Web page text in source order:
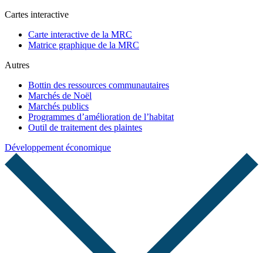
Cartes interactive
Carte interactive de la MRC
Matrice graphique de la MRC
Autres
Bottin des ressources communautaires
Marchés de Noël
Marchés publics
Programmes d’amélioration de l’habitat
Outil de traitement des plaintes
Développement économique